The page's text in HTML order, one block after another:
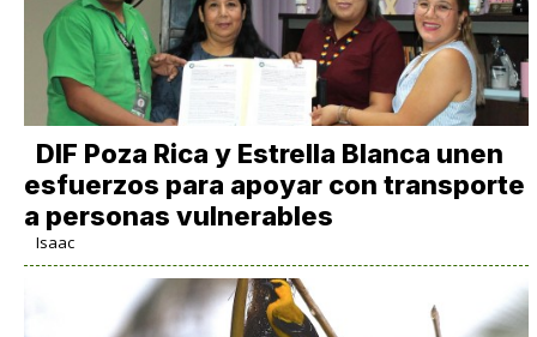
DIF Poza Rica y Estrella Blanca unen
esfuerzos para apoyar con transporte
a personas vulnerables
Isaac